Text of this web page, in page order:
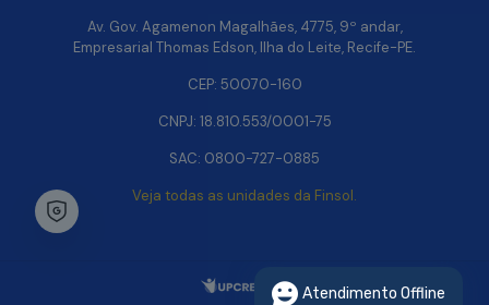
Av. Gov. Agamenon Magalhães, 4775, 9º andar,
Empresarial Thomas Edson, Ilha do Leite, Recife-PE.
CEP: 50070-160
CNPJ: 18.810.553/0001-75
SAC: 0800-727-0885
Veja todas as unidades da Finsol.
Chat Whatsapp